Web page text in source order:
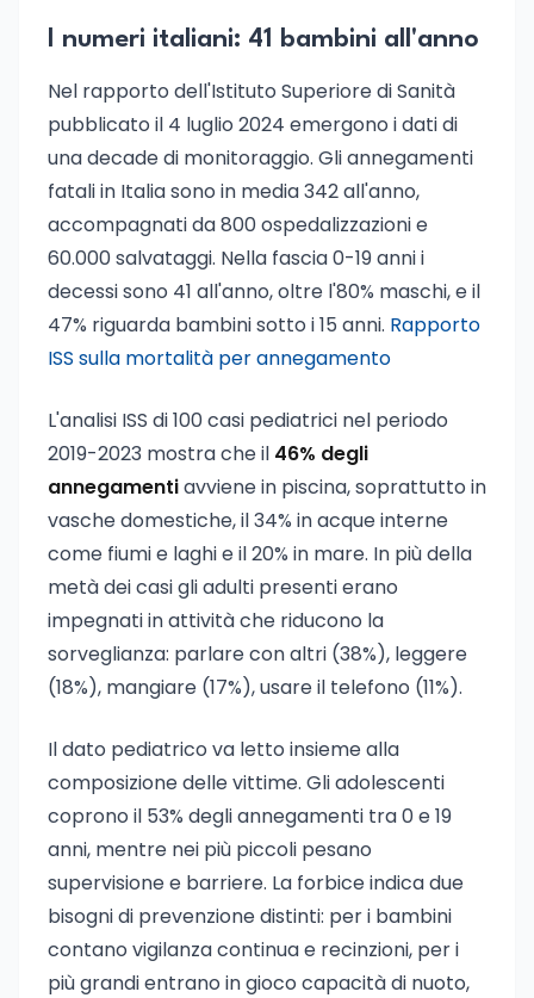
I numeri italiani: 41 bambini all'anno
Nel rapporto dell'Istituto Superiore di Sanità
pubblicato il 4 luglio 2024 emergono i dati di
una decade di monitoraggio. Gli annegamenti
fatali in Italia sono in media 342 all'anno,
accompagnati da 800 ospedalizzazioni e
60.000 salvataggi. Nella fascia 0-19 anni i
decessi sono 41 all'anno, oltre l'80% maschi, e il
47% riguarda bambini sotto i 15 anni. Rapporto
ISS sulla mortalità per annegamento
L'analisi ISS di 100 casi pediatrici nel periodo
2019-2023 mostra che il 46% degli
annegamentiavviene in piscina, soprattutto in
vasche domestiche, il 34% in acque interne
come fiumi e laghi e il 20% in mare. In più della
metà dei casi gli adulti presenti erano
impegnati in attività che riducono la
sorveglianza: parlare con altri (38%), leggere
(18%), mangiare (17%), usare il telefono (11%).
Il dato pediatrico va letto insieme alla
composizione delle vittime. Gli adolescenti
coprono il 53% degli annegamenti tra 0 e 19
anni, mentre nei più piccoli pesano
supervisione e barriere. La forbice indica due
bisogni di prevenzione distinti: per i bambini
contano vigilanza continua e recinzioni, per i
più grandi entrano in gioco capacità di nuoto,